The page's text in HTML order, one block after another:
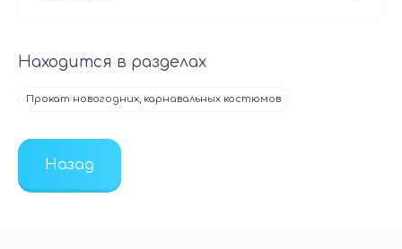
Находится в разделах
Прокат новогодних, карнавальных костюмов
Назад